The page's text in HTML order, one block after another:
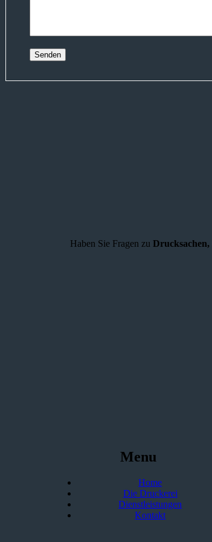
Haben Sie Fragen zu Drucksachen,
Menu
Home
Die Druckerei
Dienstleistungen
Kontakt